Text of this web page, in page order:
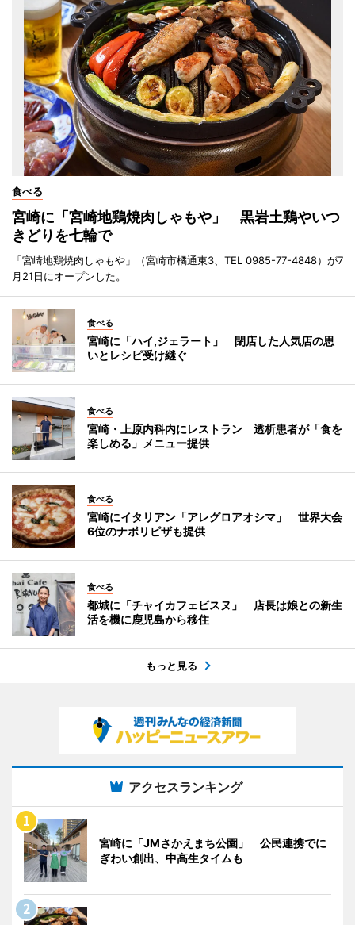
食べる
宮崎に「宮崎地鶏焼肉しゃもや」 黒岩土鶏やいつ
きどりを七輪で
「宮崎地鶏焼肉しゃもや」（宮崎市橘通東3、TEL 0985-77-4848）が7
月21日にオープンした。
食べる
宮崎に「ハイ,ジェラート」 閉店した人気店の思
いとレシピ受け継ぐ
食べる
宮崎・上原内科内にレストラン 透析患者が「食を
楽しめる」メニュー提供
食べる
宮崎にイタリアン「アレグロアオシマ」 世界大会
6位のナポリピザも提供
食べる
都城に「チャイカフェビスヌ」 店長は娘との新生
活を機に鹿児島から移住
もっと見る
アクセスランキング
宮崎に「JMさかえまち公園」 公民連携でに
ぎわい創出、中高生タイムも